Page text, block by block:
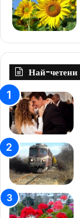
Най-четени